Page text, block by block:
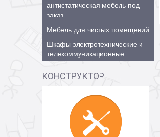
антистатическая мебель под
заказ
Мебель для чистых помещений
Шкафы электротехнические и
телекоммуникационные
КОНСТРУКТОР